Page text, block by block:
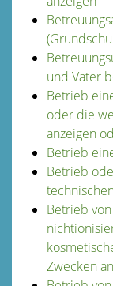
und Väter
Betrieb
oder die
anzeigen
Betrieb
Betrieb
Betrieb
Zwecken